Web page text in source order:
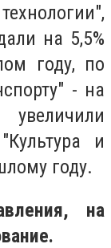
на 5,5%
году, по
- на
и
году.
на